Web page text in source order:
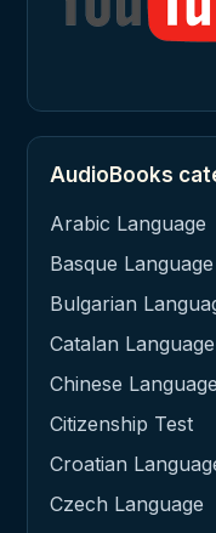
AudioBooks
Arabic Language
Basque Language
Bulgarian
Catalan Language
Chinese Language
Citizenship Test
Croatian
Czech Language